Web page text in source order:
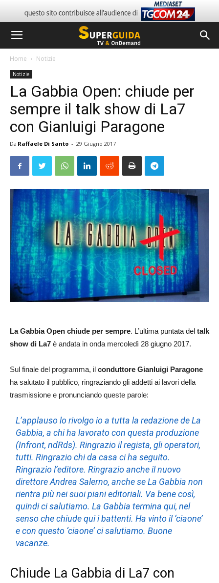
Home Notizie
Notizie
La Gabbia Open: chiude per
sempre il talk show di La7
con Gianluigi Paragone
Da Raffaele Di Santo - 29 Giugno 2017
La Gabbia Open chiude per sempre. L’ultima puntata del talk
show di La7 è andata in onda mercoledì 28 giugno 2017.
Sul finale del programma, il conduttore Gianluigi Paragone
ha salutato il pubblico, ringraziando gli addetti ai lavori della
trasmissione e pronunciando queste parole:
L’applauso lo rivolgo io a tutta la redazione de La
Gabbia, a chi ha lavorato con questa produzione
(Infront, ndRds). Ringrazio il regista, gli operatori,
tutti. Ringrazio chi da casa ci ha seguito.
Ringrazio l’editore. Ringrazio anche il nuovo
direttore Andrea Salerno, anche se La Gabbia non
rientra più nei suoi piani editoriali. Va bene così,
quindi ci salutiamo. La Gabbia termina qui, nel
senso che chiude qui i battenti. Ha vinto il ‘ciaone’
e con questo ‘ciaone’ ci salutiamo. Buone
vacanze.
Chiude La Gabbia di La7 con